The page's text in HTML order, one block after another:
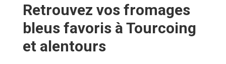
Retrouvez vos fromages
bleus favoris à Tourcoing
et alentours